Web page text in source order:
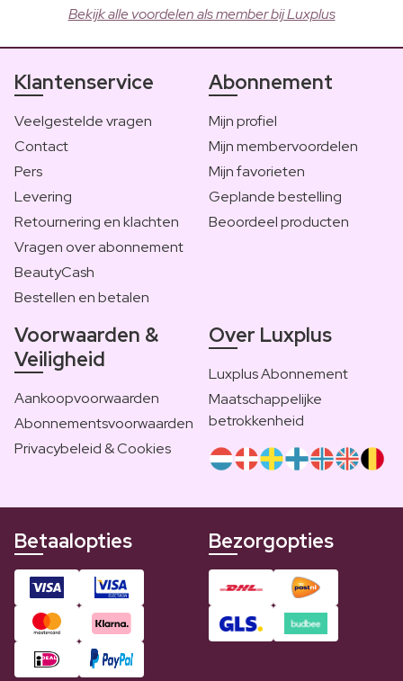
Bekijk alle voordelen als member bij Luxplus
Klantenservice
Veelgestelde vragen
Contact
Pers
Levering
Retournering en klachten
Vragen over abonnement
BeautyCash
Bestellen en betalen
Abonnement
Mijn profiel
Mijn membervoordelen
Mijn favorieten
Geplande bestelling
Beoordeel producten
Voorwaarden &
Veiligheid
Aankoopvoorwaarden
Abonnementsvoorwaarden
Privacybeleid & Cookies
Over Luxplus
Luxplus Abonnement
Maatschappelijke
betrokkenheid
Betaalopties Bezorgopties